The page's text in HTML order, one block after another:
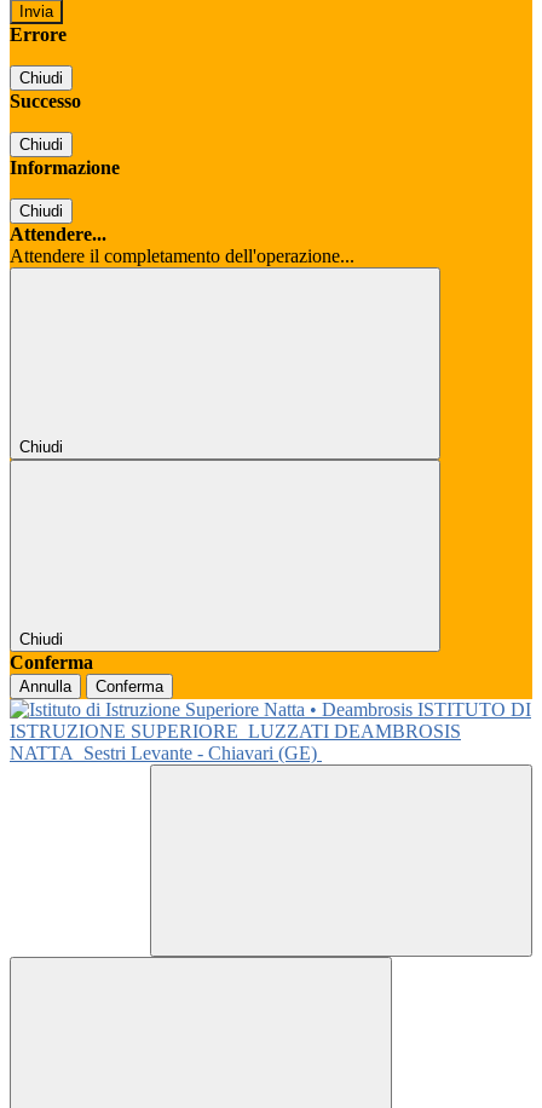
Errore
Chiudi
Successo
Chiudi
Informazione
Chiudi
Attendere...
Attendere il completamento dell'operazione...
Chiudi
Chiudi
Conferma
Annulla Conferma
ISTITUTO DI
ISTRUZIONE SUPERIORE LUZZATI DEAMBROSIS
NATTA
Sestri Levante - Chiavari (GE)